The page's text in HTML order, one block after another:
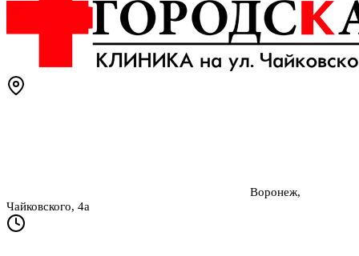
Воронеж,
Чайковского, 4а